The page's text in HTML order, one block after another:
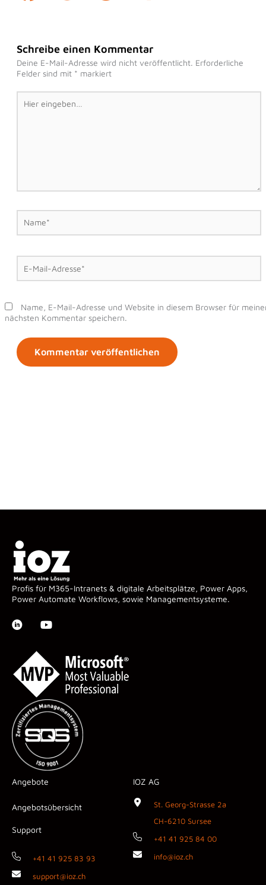
Schreibe einen Kommentar
Deine E-Mail-Adresse wird nicht veröffentlicht. Erforderliche
Felder sind mit * markiert
Hier
eingeben…
Name*
E-
Mail-
Adresse*
Name, E-Mail-Adresse und Website in diesem Browser für
nächsten Kommentar speichern.
Profis für M365-Intranets & digitale Arbeitsplätze, Power Apps,
Power Automate Workflows, sowie Managementsysteme.
Angebote
Angebotsübersicht
Support
+41 41 925 83 93
support@ioz.ch
IOZ AG
St. Georg-Strasse 2a
CH-6210 Sursee
+41 41 925 84 00
info@ioz.ch